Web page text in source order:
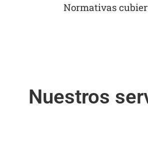
Normativas
Nuestros